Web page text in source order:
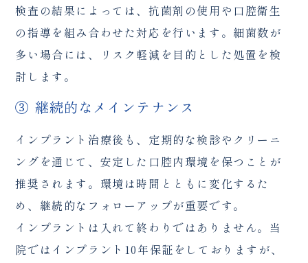
検査の結果によっては、抗菌剤の使用や口腔衛生
の指導を組み合わせた対応を行います。細菌数が
多い場合には、リスク軽減を目的とした処置を検
討します。
③ 継続的なメインテナンス
インプラント治療後も、定期的な検診やクリーニ
ングを通じて、安定した口腔内環境を保つことが
推奨されます。環境は時間とともに変化するた
め、継続的なフォローアップが重要です。
インプラントは入れて終わりではありません。当
院ではインプラント10年保証をしておりますが、